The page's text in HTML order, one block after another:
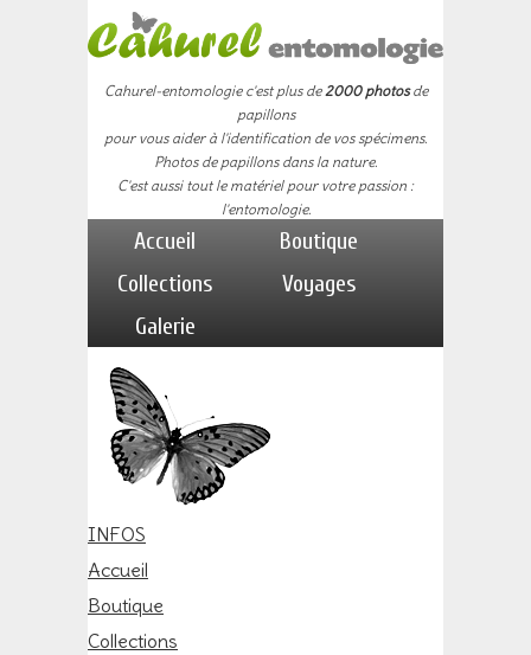
Cahurel-entomologie c'est plus de2000 photosde
papillons
pour vous aider à l'identification de vos spécimens.
Photos de papillons dans la nature.
C'est aussi tout le matériel pour votre passion :
l'entomologie.
Accueil
Boutique
Collections
Voyages
Galerie
INFOS
Accueil
Boutique
Collections